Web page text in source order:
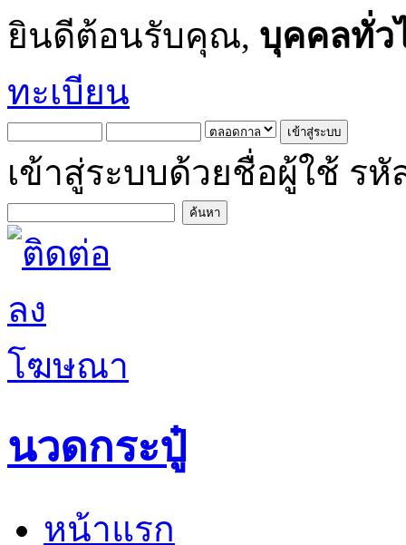
ยินดีต้อนรับคุณ, บุคคลทั่ว
ทะเบียน
เข้าสู่ระบบด้วยชื่อผู้ใช้ รหั
นวดกระปู๋
หน้าแรก